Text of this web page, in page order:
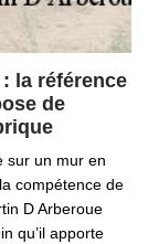
la référence
de
sur un mur en
compétence de
D Arberoue
qu’il apporte